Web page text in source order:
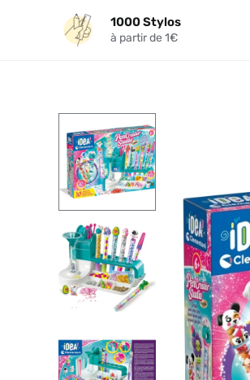
1000 Stylos
à partir de 1€